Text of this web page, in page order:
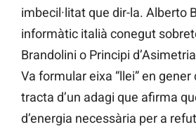
imbecil·litat que dir-la. Alberto
informàtic italià conegut
Brandolini o Principi
Va formular eixa “llei” en gener
tracta d’un adagi que afirma
d’energia necessària per a